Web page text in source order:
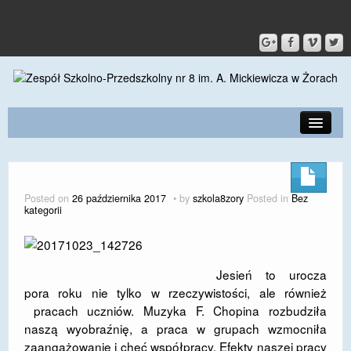
KONTAKT
DLA RODZICÓW I UCZNIÓW
GALERIA
SPORT
Posted on 26 października 2017 by szkola8zory Posted in Bez
kategorii
Jesień to urocza
pora roku nie tylko w rzeczywistości, ale również
pracach uczniów. Muzyka F. Chopina rozbudziła
naszą wyobraźnię, a praca w grupach wzmocniła
zaangażowanie i chęć współpracy. Efekty naszej pracy